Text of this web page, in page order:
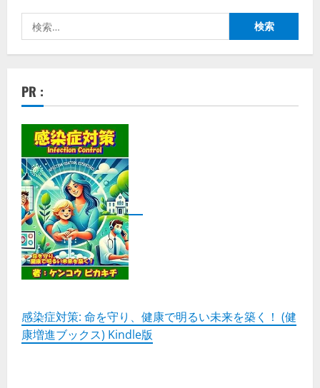
索:
PR :
感染症対策: 命を守り、健康で明るい未来を築く！ (健
康増進ブックス) Kindle版